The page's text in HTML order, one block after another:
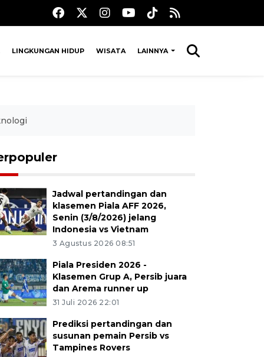
LINGKUNGAN HIDUP WISATA LAINNYA
Jadwal pertandingan dan
klasemen Piala AFF 2026,
Senin (3/8/2026) jelang
Indonesia vs Vietnam
3 Agustus 2026 08:51
Piala Presiden 2026 -
Klasemen Grup A, Persib juara
dan Arema runner up
31 Juli 2026 22:01
Prediksi pertandingan dan
susunan pemain Persib vs
Tampines Rovers